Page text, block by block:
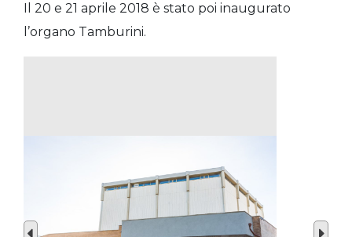
Il 20 e 21 aprile 2018 è stato poi inaugurato
l’organo Tamburini.